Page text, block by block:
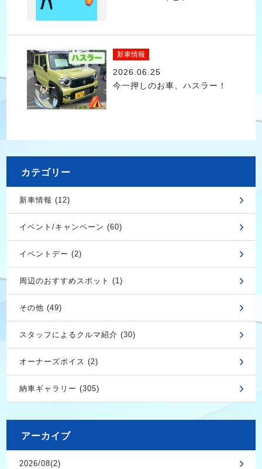
新車情報
2026.06.25
今一押しのお車、ハスラー！
カテゴリー
新車情報 (12)
イベント/キャンペーン (60)
イベントデー (2)
周辺のおすすめスポット (1)
その他 (49)
スタッフによるクルマ紹介 (30)
オーナーズボイス (2)
納車ギャラリー (305)
アーカイブ
2026/08(2)